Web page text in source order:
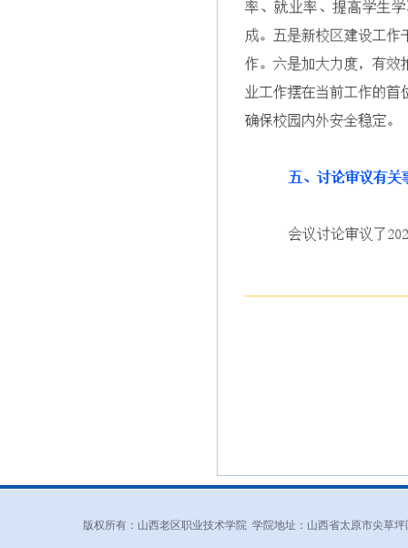
版权所有：山西老区职业技术学院 学院地址：山西省太原市尖草